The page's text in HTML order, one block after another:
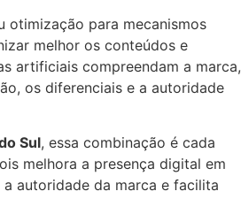
otimização para mecanismos
melhor os conteúdos e
artificiais compreendam a marca,
os diferenciais e a autoridade
Sul, essa combinação é cada
melhora a presença digital em
a autoridade da marca e facilita